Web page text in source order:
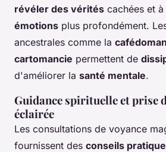
révéler des vérités cachées et à
émotions plus profondément.
ancestrales comme la
cartomancie permettent de
d'améliorer la santé mentale.
Guidance spirituelle et prise
éclairée
Les consultations de voyance
fournissent des conseils